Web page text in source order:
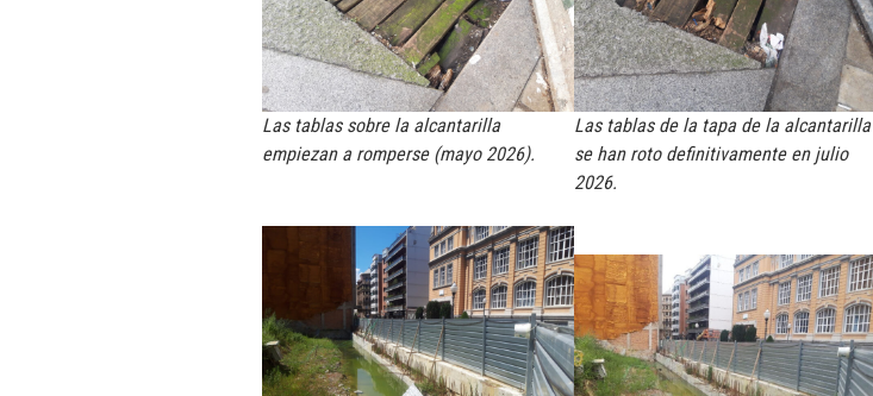
Las tablas sobre la alcantarilla
empiezan a romperse (mayo 2026).
Las tablas de la tapa de la alcantarilla
se han roto definitivamente en julio
2026.